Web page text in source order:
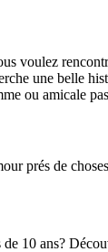
voulez
une belle
ou amicale
prés de
10 ans?